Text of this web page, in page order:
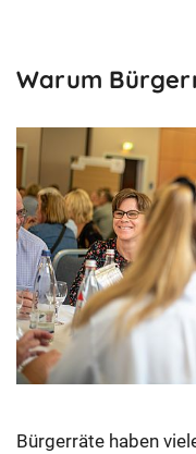
Warum
Bürgerräte haben